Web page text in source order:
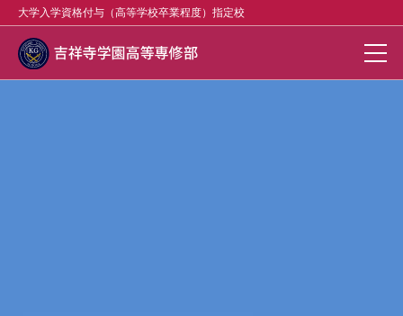
大学入学資格付与（高等学校卒業程度）指定校